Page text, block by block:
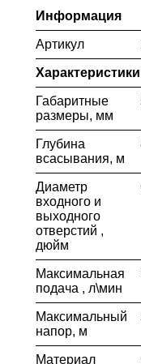
Информация
Артикул
Характеристики
Габаритные
размеры, мм
Глубина
всасывания, м
Диаметр
входного и
выходного
отверстий ,
дюйм
Максимальная
подача , л\мин
Максимальный
напор, м
Материал